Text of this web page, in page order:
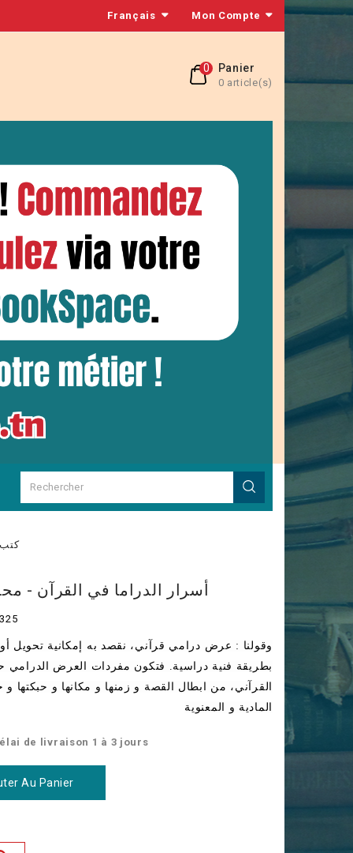
Français Mon Compte
Panier
0 article(s)
0
كتب
أسرار الدراما في القرآن -
وقولنا : عرض درامي قرآني، نقصد به إمكانية تحويل أو
بطريقة فنية دراسية. فتكون مفردات العرض الدرامي
القرآني، من ابطال القصة و زمنها و مكانها و حبكتها
المادية و المعنوية
de livraison 1 à 3 jours
Au Panier